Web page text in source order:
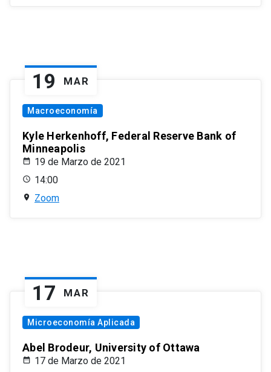
19 MAR
Macroeconomía
Kyle Herkenhoff, Federal Reserve Bank of
Minneapolis
19 de Marzo de 2021
14:00
Zoom
17 MAR
Microeconomía Aplicada
Abel Brodeur, University of Ottawa
17 de Marzo de 2021